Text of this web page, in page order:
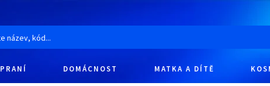
PRANÍ DOMÁCNOST MATKA A DÍTĚ